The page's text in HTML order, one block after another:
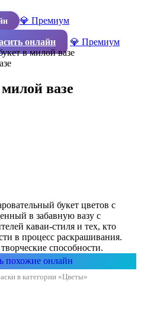
💎 Премиум
онлайн
💎 Премиум
в милой вазе
вазе
букет цветов с
в забавную вазу с
каваи-стиля и тех, кто
в процесс раскрашивания.
способности.
похожие онлайн
в категории «Цветы»